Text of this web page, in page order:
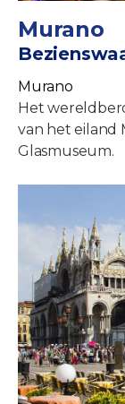
Murano
Murano
Het
van het eiland
Glasmuseum.